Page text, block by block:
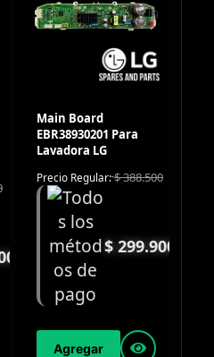
Main Board
EBR38930201 Para
Lavadora LG
Precio Regular:$388.500
$299.900
Agregar